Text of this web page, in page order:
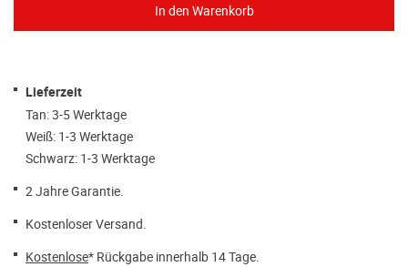
Lieferzeit
Tan: 3-5 Werktage
Weiß: 1-3 Werktage
Schwarz: 1-3 Werktage
2 Jahre Garantie.
Kostenloser Versand.
Kostenlose* Rückgabe innerhalb 14 Tage.